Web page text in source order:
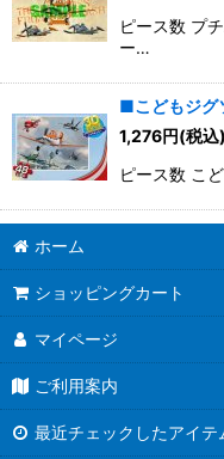
ピース数 プ
ー…
■こどもジグ
1,276円(税込)
ピース数 こ
ホーム
ショッピングカート
マイページ
ご利用案内
最近チェックしたアイテ